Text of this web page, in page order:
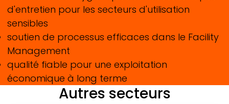
d'entretien pour les secteurs d'utilisation
sensibles
soutien de processus efficaces dans le Facility
Management
qualité fiable pour une exploitation
économique à long terme
Autres secteurs